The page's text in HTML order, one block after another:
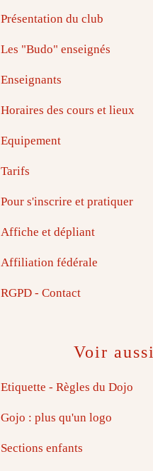
Présentation du club
Les "Budo" enseignés
Enseignants
Horaires des cours et lieux
Equipement
Tarifs
Pour s'inscrire et pratiquer
Affiche et dépliant
Affiliation fédérale
RGPD - Contact
Voir aussi
Etiquette - Règles du Dojo
Gojo : plus qu'un logo
Sections enfants